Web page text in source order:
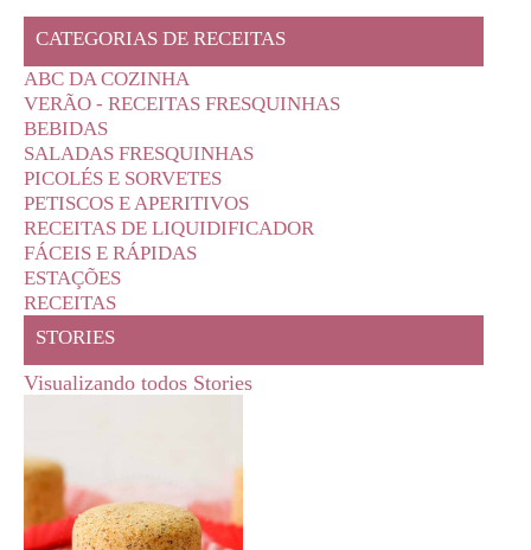
CATEGORIAS DE RECEITAS
ABC DA COZINHA
VERÃO - RECEITAS FRESQUINHAS
BEBIDAS
SALADAS FRESQUINHAS
PICOLÉS E SORVETES
PETISCOS E APERITIVOS
RECEITAS DE LIQUIDIFICADOR
FÁCEIS E RÁPIDAS
ESTAÇÕES
RECEITAS
STORIES
Visualizando todos Stories